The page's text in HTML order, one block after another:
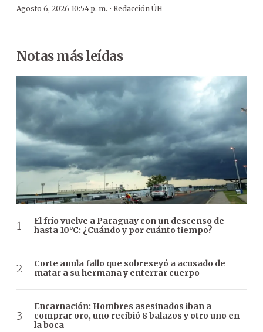
Agosto 6, 2026 10:54 p. m. · Redacción ÚH
Notas más leídas
El frío vuelve a Paraguay con un descenso de
hasta 10°C: ¿Cuándo y por cuánto tiempo?
Corte anula fallo que sobreseyó a acusado de
matar a su hermana y enterrar cuerpo
Encarnación: Hombres asesinados iban a
comprar oro, uno recibió 8 balazos y otro uno en
la boca